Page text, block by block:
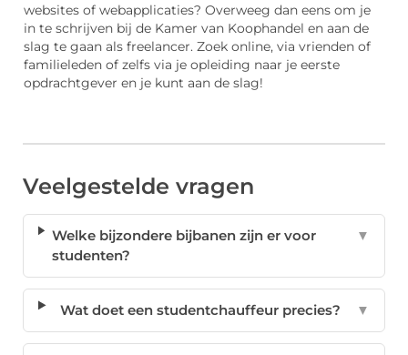
websites of webapplicaties? Overweeg dan eens om je
in te schrijven bij de Kamer van Koophandel en aan de
slag te gaan als freelancer. Zoek online, via vrienden of
familieleden of zelfs via je opleiding naar je eerste
opdrachtgever en je kunt aan de slag!
Veelgestelde vragen
Welke bijzondere bijbanen zijn er voor
studenten?
▼
Wat doet een studentchauffeur precies? ▼